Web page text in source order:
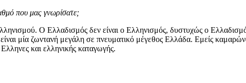
που μας γνωρίσατε;
Ο Ελλαδισμός δεν είναι ο Ελληνισμός, δυστυχώς ο
μία ζωντανή μεγάλη σε πνευματικό μέγεθος Ελλάδα. Εμείς
και ελληνικής καταγωγής.